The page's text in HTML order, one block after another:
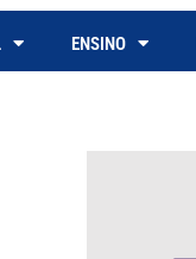
ENSINO